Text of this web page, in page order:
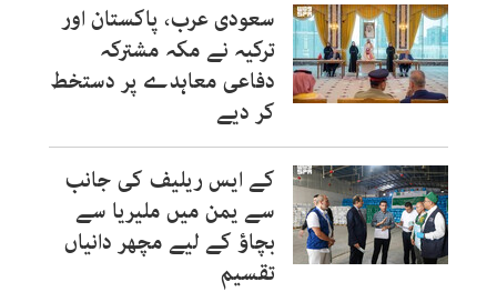
سعودی عرب، پاکستان اور
ترکیہ نے مکہ مشترکہ
دفاعی معاہدے پر دستخط
کر دیے
کے ایس ریلیف کی جانب
سے یمن میں ملیریا سے
بچاؤ کے لیے مچھر دانیاں
تقسیم